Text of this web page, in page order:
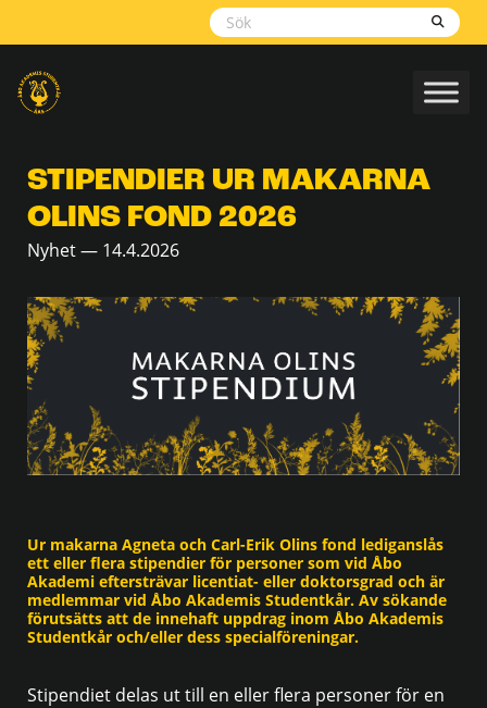
STIPENDIER UR MAKARNA
OLINS FOND 2026
Nyhet — 14.4.2026
Ur makarna Agneta och Carl-Erik Olins fond lediganslås
ett eller flera stipendier för personer som vid Åbo
Akademi eftersträvar licentiat- eller doktorsgrad och är
medlemmar vid Åbo Akademis Studentkår. Av sökande
förutsätts att de innehaft uppdrag inom Åbo Akademis
Studentkår och/eller dess specialföreningar.
Stipendiet delas ut till en eller flera personer för en